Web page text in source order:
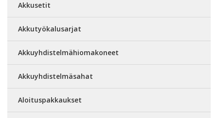
Akkusetit
Akkutyökalusarjat
Akkuyhdistelmähiomakoneet
Akkuyhdistelmäsahat
Aloituspakkaukset